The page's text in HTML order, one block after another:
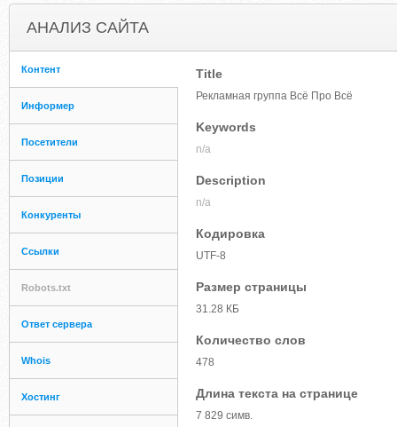
АНАЛИЗ САЙТА
Контент
Информер
Посетители
Позиции
Конкуренты
Ссылки
Robots.txt
Ответ сервера
Whois
Хостинг
Title
Рекламная группа Всё Про Всё
Keywords
n/a
Description
n/a
Кодировка
UTF-8
Размер страницы
31.28 КБ
Количество слов
478
Длина текста на странице
7 829 симв.